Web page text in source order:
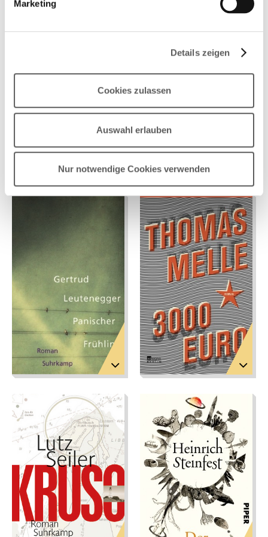
Marketing
Details zeigen
Cookies zulassen
Auswahl erlauben
Nur notwendige Cookies verwenden
Ostseeflüchtlinge, die bei ihrer Flucht ums Leben
seine sinnliche Intensität und Welthaltigkeit.“